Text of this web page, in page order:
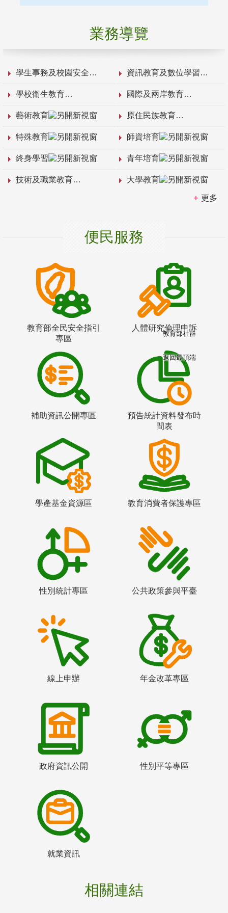
業務導覽
學生事務及校園安全 資訊教育及數位學習
學校衛生教育 國際及兩岸教育
藝術教育 原住民族教育
特殊教育 師資培育
終身學習 青年培育
技術及職業教育 大學教育
更多
便民服務
教育部全民安全指引
專區
人體研究倫理申訴
補助資訊公開專區
預告統計資料發布時
間表
學產基金資源區 教育消費者保護專區
性別統計專區 公共政策參與平臺
線上申辦 年金改革專區
政府資訊公開 性別平等專區
就業資訊
相關連結
教育部社群
返回最頂端